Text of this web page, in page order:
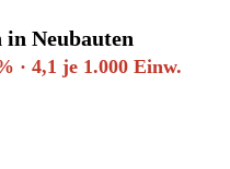
Neubauten
· 4,1 je 1.000 Einw.